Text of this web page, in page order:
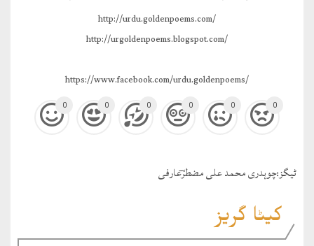
http://urdu.goldenpoems.com/
http://urgoldenpoems.blogspot.com/
https://www.facebook.com/urdu.goldenpoems/
0 0 0 0 0 0
ٹيگز:چوہدری محمد علی مضطرؔعارفی
کیٹا گریز